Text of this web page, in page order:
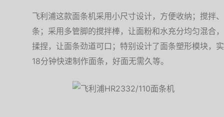
飞利浦这款面条机采用小尺寸设计，方便收纳；搅拌
条；采用多管脚的搅拌棒，让面粉和水充分均匀混合
揉捏，让面条劲道可口；特别设计了面条塑形模块，
18分钟快速制作面条，好面无需久等。